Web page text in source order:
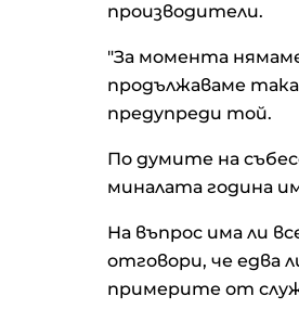
производители.
"За момента
продължаваме
предупреди той.
По думите на
миналата година
На въпрос има ли
отговори, че едва
примерите от